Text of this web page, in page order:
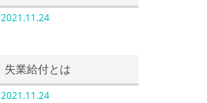
2021.11.24
失業給付とは
2021.11.24